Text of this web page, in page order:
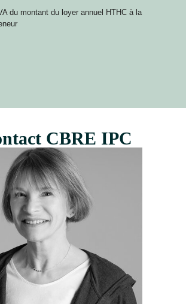
du montant du loyer annuel HTHC à la
CBRE IPC